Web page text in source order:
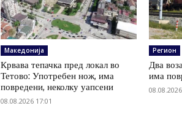
Македонија
Крвава тепачка пред локал во
Тетово: Употребен нож, има
повредени, неколку уапсени
08.08.2026 17:01
Регион
Два
има